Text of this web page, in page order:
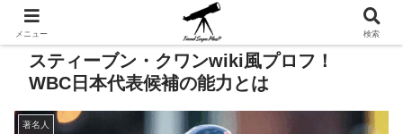
スティーブン・クワンwiki風プロフ！
WBC日本代表候補の能力とは
著名人
メニュー 検索